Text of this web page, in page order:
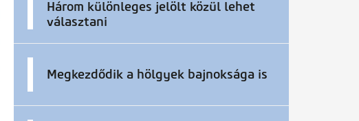
Három különleges jelölt közül lehet
választani
Megkezdődik a hölgyek bajnoksága is